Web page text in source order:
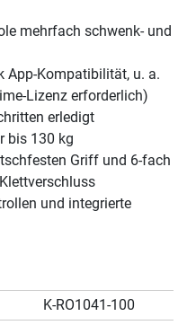
mehrfach schwenk- und
App-Kompatibilität, u. a.
Lizenz erforderlich)
erledigt
bis 130 kg
Griff und 6-fach
und integrierte
K-RO1041-100